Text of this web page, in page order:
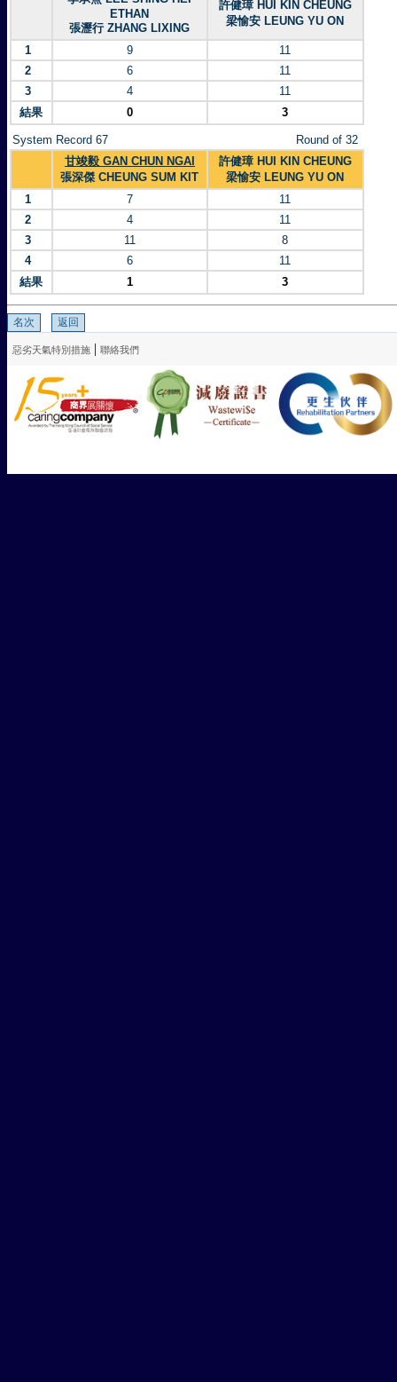
ETHAN
張瀝行 ZHANG LIXING
許健璋 HUI KIN CHEUNG
梁愉安 LEUNG YU ON
1 9
11
2
6
11
3
4
11
結果
0 3
System Record 67
Round of 32
甘竣毅 GAN CHUN NGAI
張深傑 CHEUNG SUM KIT
許健璋 HUI KIN CHEUNG
梁愉安 LEUNG YU ON
1
7
11
2
4
11
3
11
8
4
6
11
結果
1 3